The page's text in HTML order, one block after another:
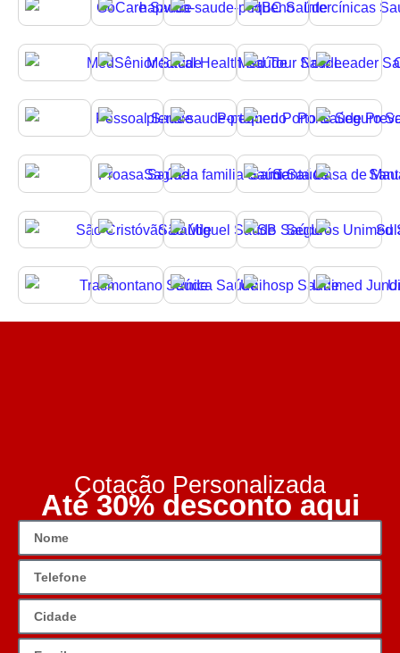
Cotação Personalizada
Até 30% desconto aqui